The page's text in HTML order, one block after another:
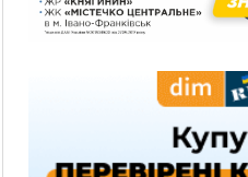
10:43
За змову на тендері для
двох підприємців
Яремчанський суд виніс
09:53
В урочищі біля Галича